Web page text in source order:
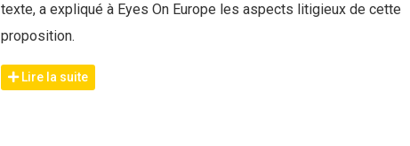
texte, a expliqué à Eyes On Europe les aspects litigieux de cette
proposition.
Lire la suite